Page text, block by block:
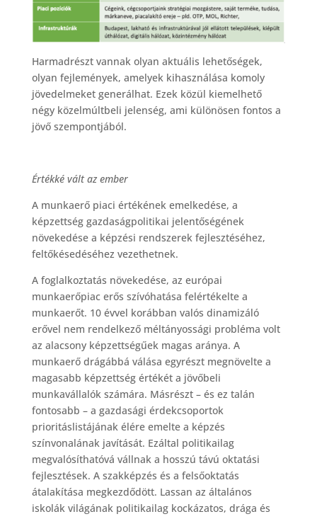
Harmadrészt vannak olyan aktuális lehetőségek,
olyan fejlemények, amelyek kihasználása komoly
jövedelmeket generálhat. Ezek közül kiemelhető
négy közelmúltbeli jelenség, ami különösen fontos a
jövő szempontjából.
Értékké vált az ember
A munkaerő piaci értékének emelkedése, a
képzettség gazdaságpolitikai jelentőségének
növekedése a képzési rendszerek fejlesztéséhez,
feltőkésedéséhez vezethetnek.
A foglalkoztatás növekedése, az európai
munkaerőpiac erős szívóhatása felértékelte a
munkaerőt. 10 évvel korábban valós dinamizáló
erővel nem rendelkező méltányossági probléma volt
az alacsony képzettségűek magas aránya. A
munkaerő drágábbá válása egyrészt megnövelte a
magasabb képzettség értékét a jövőbeli
munkavállalók számára. Másrészt – és ez talán
fontosabb – a gazdasági érdekcsoportok
prioritáslistájának élére emelte a képzés
színvonalának javítását. Ezáltal politikailag
megvalósíthatóvá vállnak a hosszú távú oktatási
fejlesztések. A szakképzés és a felsőoktatás
átalakítása megkezdődött. Lassan az általános
iskolák világának politikailag kockázatos, drága és